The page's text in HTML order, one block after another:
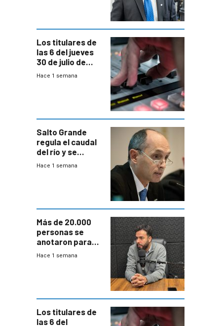
Los titulares de
las 6 del jueves
30 de julio de
2026
Hace 1 semana
Salto Grande
regula el caudal
del río y se
prepara para un
Hace 1 semana
Más de 20.000
personas se
anotaron para
las pruebas
Hace 1 semana
Los titulares de
las 6 del